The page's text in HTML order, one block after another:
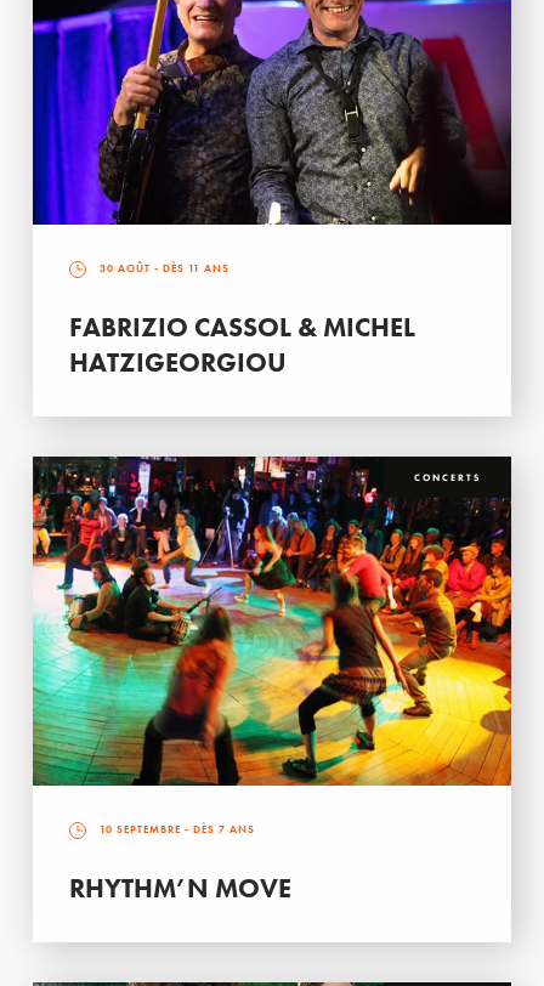
30 AOÛT - DÈS 11 ANS
FABRIZIO CASSOL & MICHEL
HATZIGEORGIOU
CONCERTS
10 SEPTEMBRE - DÈS 7 ANS
RHYTHM’N MOVE